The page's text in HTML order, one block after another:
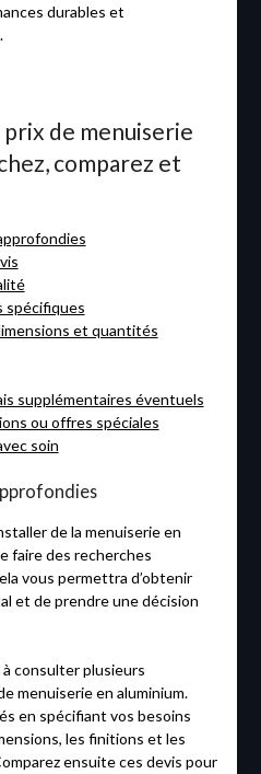
durables et
de menuiserie
comparez et
spécifiques
et quantités
supplémentaires éventuels
ou offres spéciales
soin
de la menuiserie en
faire des recherches
vous permettra d’obtenir
et de prendre une décision
consulter plusieurs
menuiserie en aluminium.
en spécifiant vos besoins
les finitions et les
ensuite ces devis pour